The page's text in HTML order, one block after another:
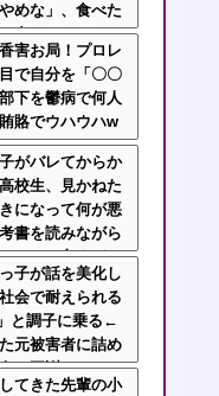
めな」、食べた
食べて」としつ
！！
害お局！プロレ
で自分を「〇〇
下を鬱病で何人
賂でウハウハw
がバレてからか
校生、見かねた
になって何が悪
書を読みながら
カッコ良すぎだ
子が話を美化し
会で耐えられる
と調子に乗る←
元被害者に詰め
で平謝りｗｗｗ
てきた先輩の小